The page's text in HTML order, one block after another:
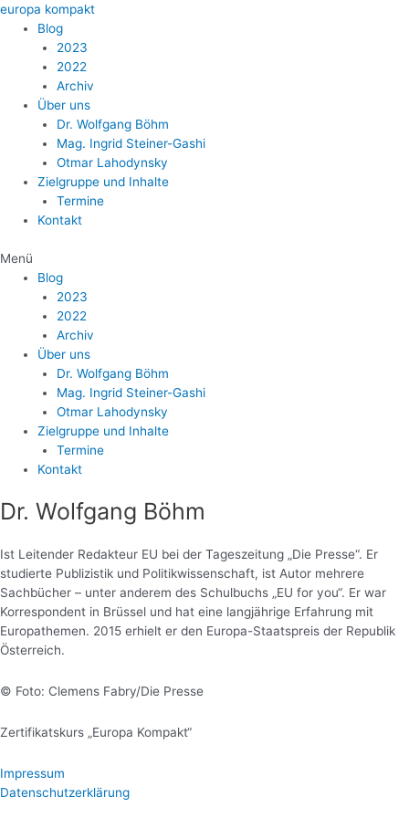
Zum
Inhalt
springen
europa kompakt
Blog
2023
2022
Archiv
Über uns
Dr. Wolfgang Böhm
Mag. Ingrid Steiner-Gashi
Otmar Lahodynsky
Zielgruppe und Inhalte
Termine
Kontakt
Menü
Blog
2023
2022
Archiv
Über uns
Dr. Wolfgang Böhm
Mag. Ingrid Steiner-Gashi
Otmar Lahodynsky
Zielgruppe und Inhalte
Termine
Kontakt
Dr. Wolfgang Böhm
Ist Leitender Redakteur EU bei der Tageszeitung „Die Presse“. Er
studierte Publizistik und Politikwissenschaft, ist Autor mehrere
Sachbücher – unter anderem des Schulbuchs „EU for you“. Er war
Korrespondent in Brüssel und hat eine langjährige Erfahrung mit
Europathemen. 2015 erhielt er den Europa-Staatspreis der Republik
Österreich.
© Foto: Clemens Fabry/Die Presse
Zertifikatskurs „Europa Kompakt“
Impressum
Datenschutzerklärung